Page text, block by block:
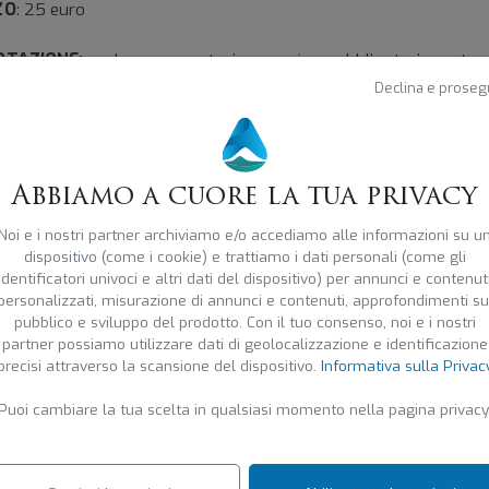
: 25 euro
La prenotazione è obbligatoria
degustazioni/?experience=d68fa625-cd6d-
organizzato daAz. Agricola Vignalta
2024 , dalle 10:00 alle 15:00
23
Declina e
Abbiamo a cuore la tua privacy
Noi e i nostri partner archiviamo e/o accediamo alle informazioni su un
dispositivo (come i cookie) e trattiamo i dati personali (come gli
identificatori univoci e altri dati del dispositivo) per annunci e contenuti
misurazione di annunci e contenuti, approfondimenti
pubblico e sviluppo del prodotto. Con il tuo consenso, noi e i nostri
partner possiamo utilizzare dati di geolocalizzazione e identificazione
attraverso la scansione del dispositivo. Informativa sulla
Puoi cambiare la tua scelta in qualsiasi momento nella pagina privacy.